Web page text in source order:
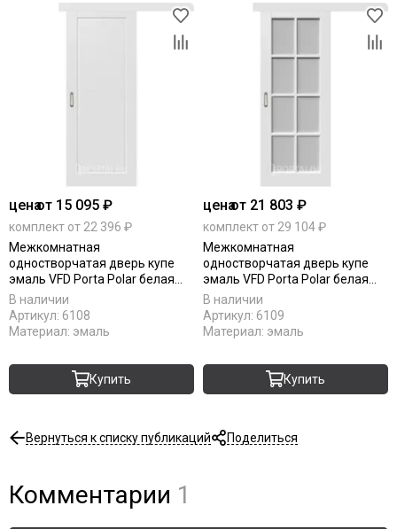
ценаот 15 095 ₽
комплект от 22 396 ₽
Межкомнатная
одностворчатая дверь купе
эмаль VFD Porta Polar белая
глухая
В наличии
Артикул: 6108
Материал: эмаль
Купить
ценаот 21 803 ₽
комплект от 29 104 ₽
Межкомнатная
одностворчатая дверь купе
эмаль VFD Porta Polar белая
остеклённая
В наличии
Артикул: 6109
Материал: эмаль
Купить
Вернуться к списку публикаций Поделиться
Комментарии 1